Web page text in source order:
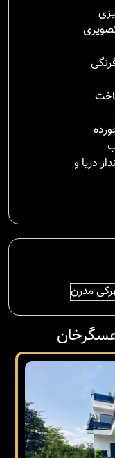
دریا و
مدرن
عسگرخان